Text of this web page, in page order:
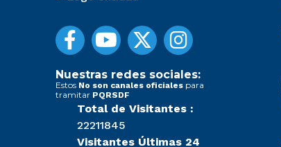
Nuestras redes sociales:
Estos No son canales oficiales para
tramitar PQRSDF
Total de Visitantes :
22211845
Visitantes Últimas 24